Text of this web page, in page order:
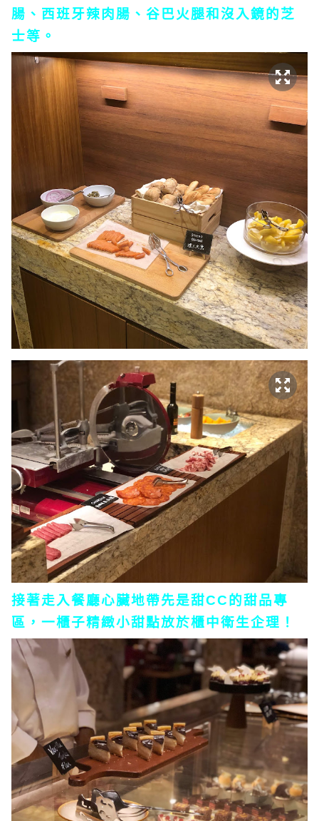
腸、西班牙辣肉腸、谷巴火腿和沒入鏡的芝
士等。
接著走入餐廳心臟地帶先是甜CC的甜品專
區，一櫃子精緻小甜點放於櫃中衛生企理！